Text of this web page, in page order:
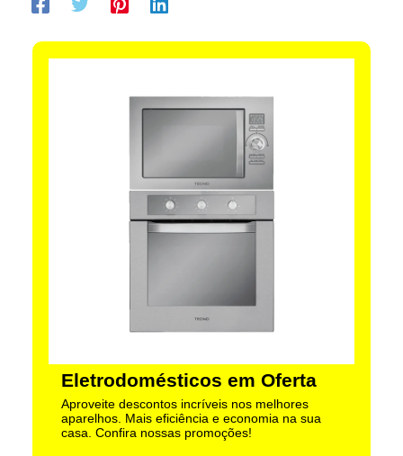
Eletrodomésticos em Oferta
Aproveite descontos incríveis nos melhores
aparelhos. Mais eficiência e economia na sua
casa. Confira nossas promoções!